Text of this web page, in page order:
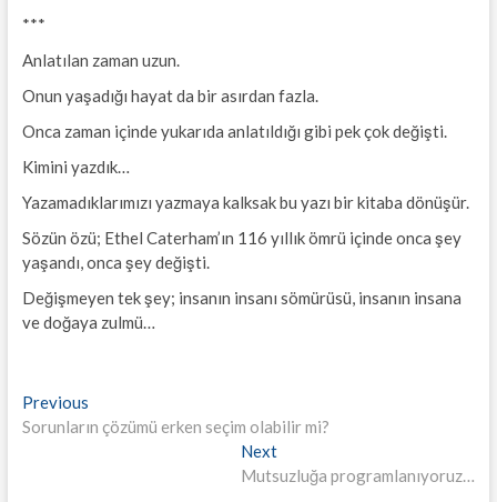
***
Anlatılan zaman uzun.
Onun yaşadığı hayat da bir asırdan fazla.
Onca zaman içinde yukarıda anlatıldığı gibi pek çok değişti.
Kimini yazdık…
Yazamadıklarımızı yazmaya kalksak bu yazı bir kitaba dönüşür.
Sözün özü; Ethel Caterham’ın 116 yıllık ömrü içinde onca şey
yaşandı, onca şey değişti.
Değişmeyen tek şey; insanın insanı sömürüsü, insanın insana
ve doğaya zulmü…
Yazı
gezinmesi
PreviousPrevious
post:
Sorunların çözümü erken seçim olabilir mi?
NextNext
post:
Mutsuzluğa programlanıyoruz…